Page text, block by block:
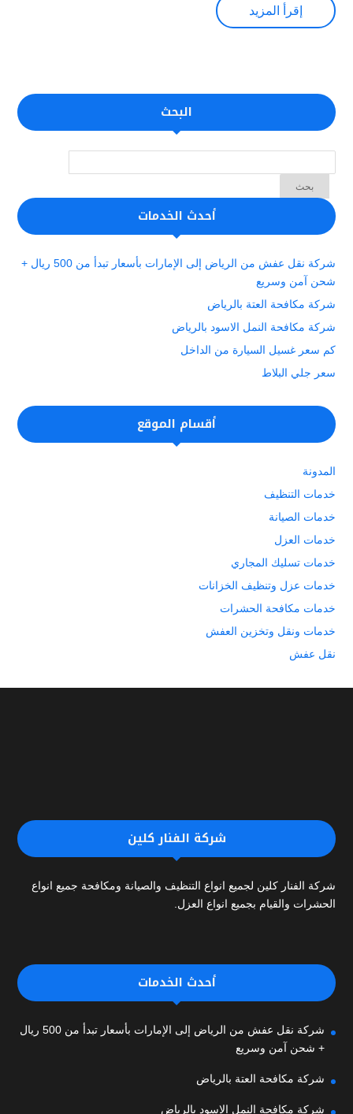
إقرأ المزيد
البحث
أحدث الخدمات
شركة نقل عفش من الرياض إلى الإمارات بأسعار تبدأ من 500 ريال +
شحن آمن وسريع
شركة مكافحة العتة بالرياض
شركة مكافحة النمل الاسود بالرياض
كم سعر غسيل السيارة من الداخل
سعر جلي البلاط
أقسام الموقع
المدونة
خدمات التنظيف
خدمات الصيانة
خدمات العزل
خدمات تسليك المجاري
خدمات عزل وتنظيف الخزانات
خدمات مكافحة الحشرات
خدمات ونقل وتخزين العفش
نقل عفش
شركة الفنار كلين
شركة الفنار كلين لجميع انواع التنظيف والصيانة ومكافحة جميع انواع
الحشرات والقيام بجميع انواع العزل.
أحدث الخدمات
شركة نقل عفش من الرياض إلى الإمارات بأسعار تبدأ من 500 ريال
+ شحن آمن وسريع
شركة مكافحة العتة بالرياض
شركة مكافحة النمل الاسود بالرياض